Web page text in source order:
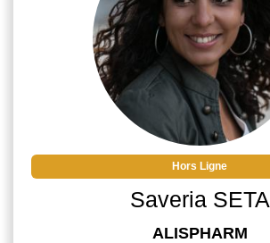
Hors Ligne
Saveria SETA
ALISPHARM